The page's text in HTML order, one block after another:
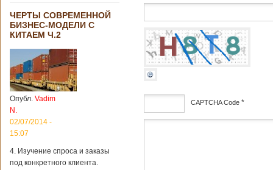
ЧЕРТЫ СОВРЕМЕННОЙ
БИЗНЕС-МОДЕЛИ С
КИТАЕМ Ч.2
Опубл. Vadim
N.
02/07/2014 -
15:07
4. Изучение спроса и заказы
под конкретного клиента.
CAPTCHA Code *